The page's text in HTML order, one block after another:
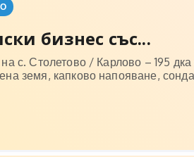
бизнес със...
с. Столетово / Карлово – 195
земя, капково напояване,